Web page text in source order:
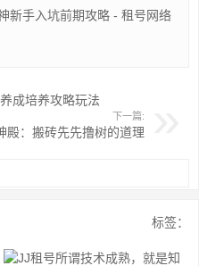
新手入坑前期攻略 - 租号网络
成培养攻略玩法
下一篇:
殿：搬砖先先撸树的道理
标签：